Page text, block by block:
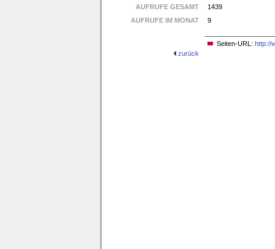
AUFRUFE GESAMT
1439
AUFRUFE IM MONAT
9
Seiten-URL: http://
zurück